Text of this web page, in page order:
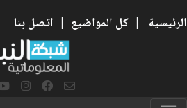
الرئيسية | كل المواضيع | اتصل بنا